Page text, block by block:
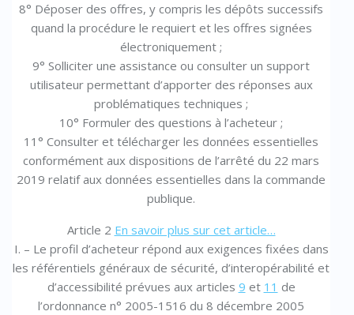
8° Déposer des offres, y compris les dépôts successifs
quand la procédure le requiert et les offres signées
électroniquement ;
9° Solliciter une assistance ou consulter un support
utilisateur permettant d’apporter des réponses aux
problématiques techniques ;
10° Formuler des questions à l’acheteur ;
11° Consulter et télécharger les données essentielles
conformément aux dispositions de l’arrêté du 22 mars
2019 relatif aux données essentielles dans la commande
publique.
Article 2 En savoir plus sur cet article…
I. – Le profil d’acheteur répond aux exigences fixées dans
les référentiels généraux de sécurité, d’interopérabilité et
d’accessibilité prévues aux articles 9 et 11 de
l’ordonnance n° 2005-1516 du 8 décembre 2005